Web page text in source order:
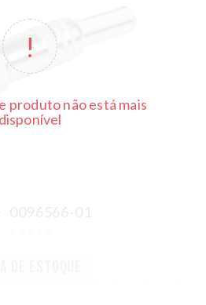
produto não está mais
disponível